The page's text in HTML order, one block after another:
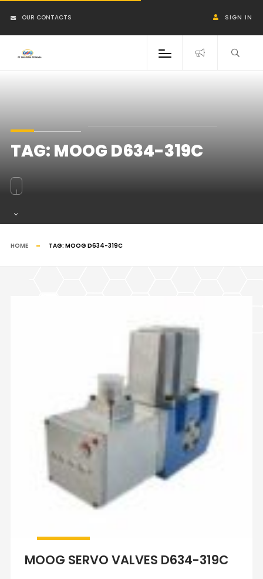
OUR CONTACTS SIGN IN
TAG:MOOG D634-319C
HOME TAG: MOOG D634-319C
MOOG SERVO VALVES D634-319C